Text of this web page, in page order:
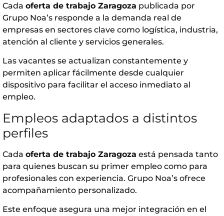
Cada oferta de trabajo Zaragoza publicada por
Grupo Noa’s responde a la demanda real de
empresas en sectores clave como logística, industria,
atención al cliente y servicios generales.
Las vacantes se actualizan constantemente y
permiten aplicar fácilmente desde cualquier
dispositivo para facilitar el acceso inmediato al
empleo.
Empleos adaptados a distintos
perfiles
Cada oferta de trabajo Zaragoza está pensada tanto
para quienes buscan su primer empleo como para
profesionales con experiencia. Grupo Noa’s ofrece
acompañamiento personalizado.
Este enfoque asegura una mejor integración en el